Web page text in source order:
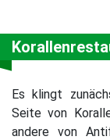
Es klingt
Seite von
andere von